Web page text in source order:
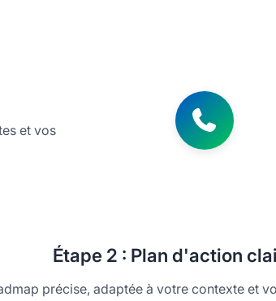
et vos
Étape 2 : Plan d'action
précise, adaptée à votre contexte et